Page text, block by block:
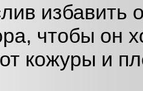
избавить
чтобы он
кожуры и